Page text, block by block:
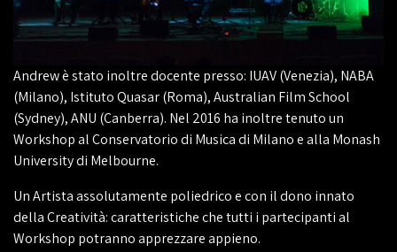
Andrew è stato inoltre docente presso: IUAV (Venezia), NABA
(Milano), Istituto Quasar (Roma), Australian Film School
(Sydney), ANU (Canberra). Nel 2016 ha inoltre tenuto un
Workshop al Conservatorio di Musica di Milano e alla Monash
University di Melbourne.
Un Artista assolutamente poliedrico e con il dono innato
della Creatività: caratteristiche che tutti i partecipanti al
Workshop potranno apprezzare appieno.